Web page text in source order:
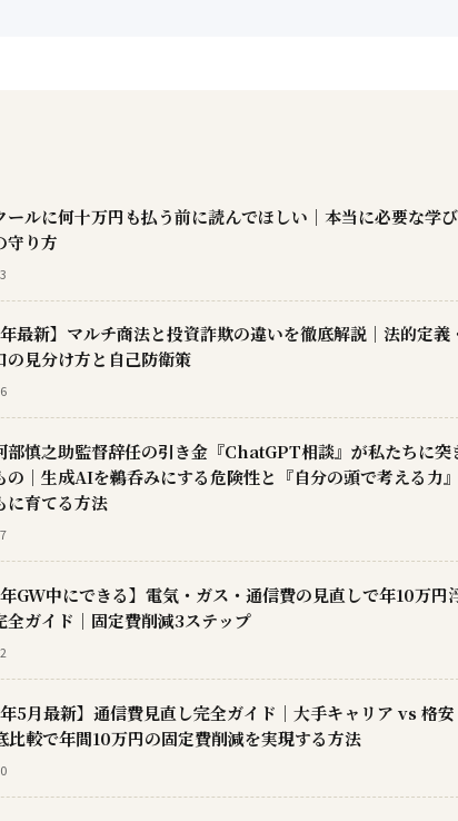
ールに何十万円も払う前に読んでほしい｜本当に必要な学
守り方
最新】マルチ商法と投資詐欺の違いを徹底解説｜法的定義
の見分け方と自己防衛策
部慎之助監督辞任の引き金『ChatGPT相談』が私たちに突
の｜生成AIを鵜呑みにする危険性と『自分の頭で考える力』
に育てる方法
GW中にできる】電気・ガス・通信費の見直しで年10万円
全ガイド｜固定費削減3ステップ
5月最新】通信費見直し完全ガイド｜大手キャリア vs 格安
比較で年間10万円の固定費削減を実現する方法